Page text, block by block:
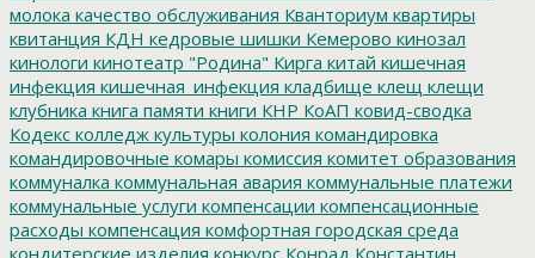
молока качество обслуживания Кванториум квартиры
квитанция КДН кедровые шишки Кемерово кинозал
кинологи кинотеатр "Родина" Кирга китай кишечная
инфекция кишечная_инфекция кладбище клещ клещи
клубника книга памяти книги КНР КоАП ковид-сводка
Кодекс колледж культуры колония командировка
командировочные комары комиссия комитет образования
коммуналка коммунальная авария коммунальные платежи
коммунальные услуги компенсации компенсационные
расходы компенсация комфортная городская среда
кондитерские изделия конкурс Конрад Константин